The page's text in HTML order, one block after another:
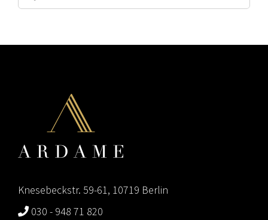
Knesebeckstr. 59-61, 10719 Berlin
030 - 948 71 820